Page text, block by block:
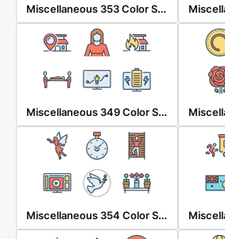
Miscellaneous 353 Color Shadow
Miscellaneous 349 Color Shadow
Miscellaneous 354 Color Shadow